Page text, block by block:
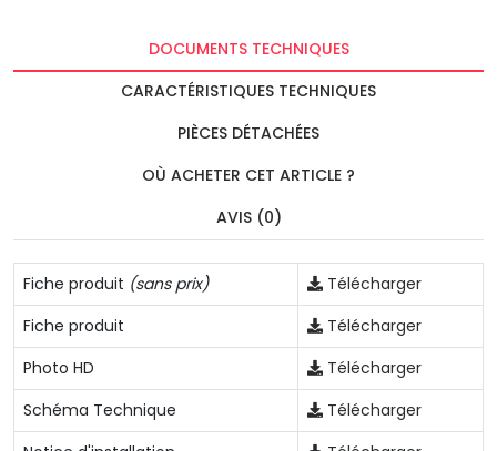
DOCUMENTS TECHNIQUES
CARACTÉRISTIQUES TECHNIQUES
PIÈCES DÉTACHÉES
OÙ ACHETER CET ARTICLE ?
AVIS (0)
Fiche produit (sans prix)
Télécharger
Fiche produit
Télécharger
Photo HD
Télécharger
Schéma Technique
Télécharger